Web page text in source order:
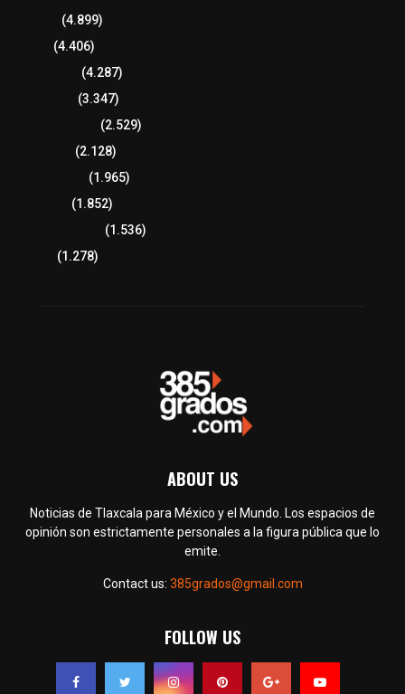
(4.899)
(4.406)
(4.287)
(3.347)
(2.529)
(2.128)
(1.965)
(1.852)
(1.536)
(1.278)
ABOUT US
Noticias de Tlaxcala para México y el Mundo. Los espacios de
opinión son estrictamente personales a la figura pública que lo
emite.
Contact us: 385grados@gmail.com
FOLLOW US